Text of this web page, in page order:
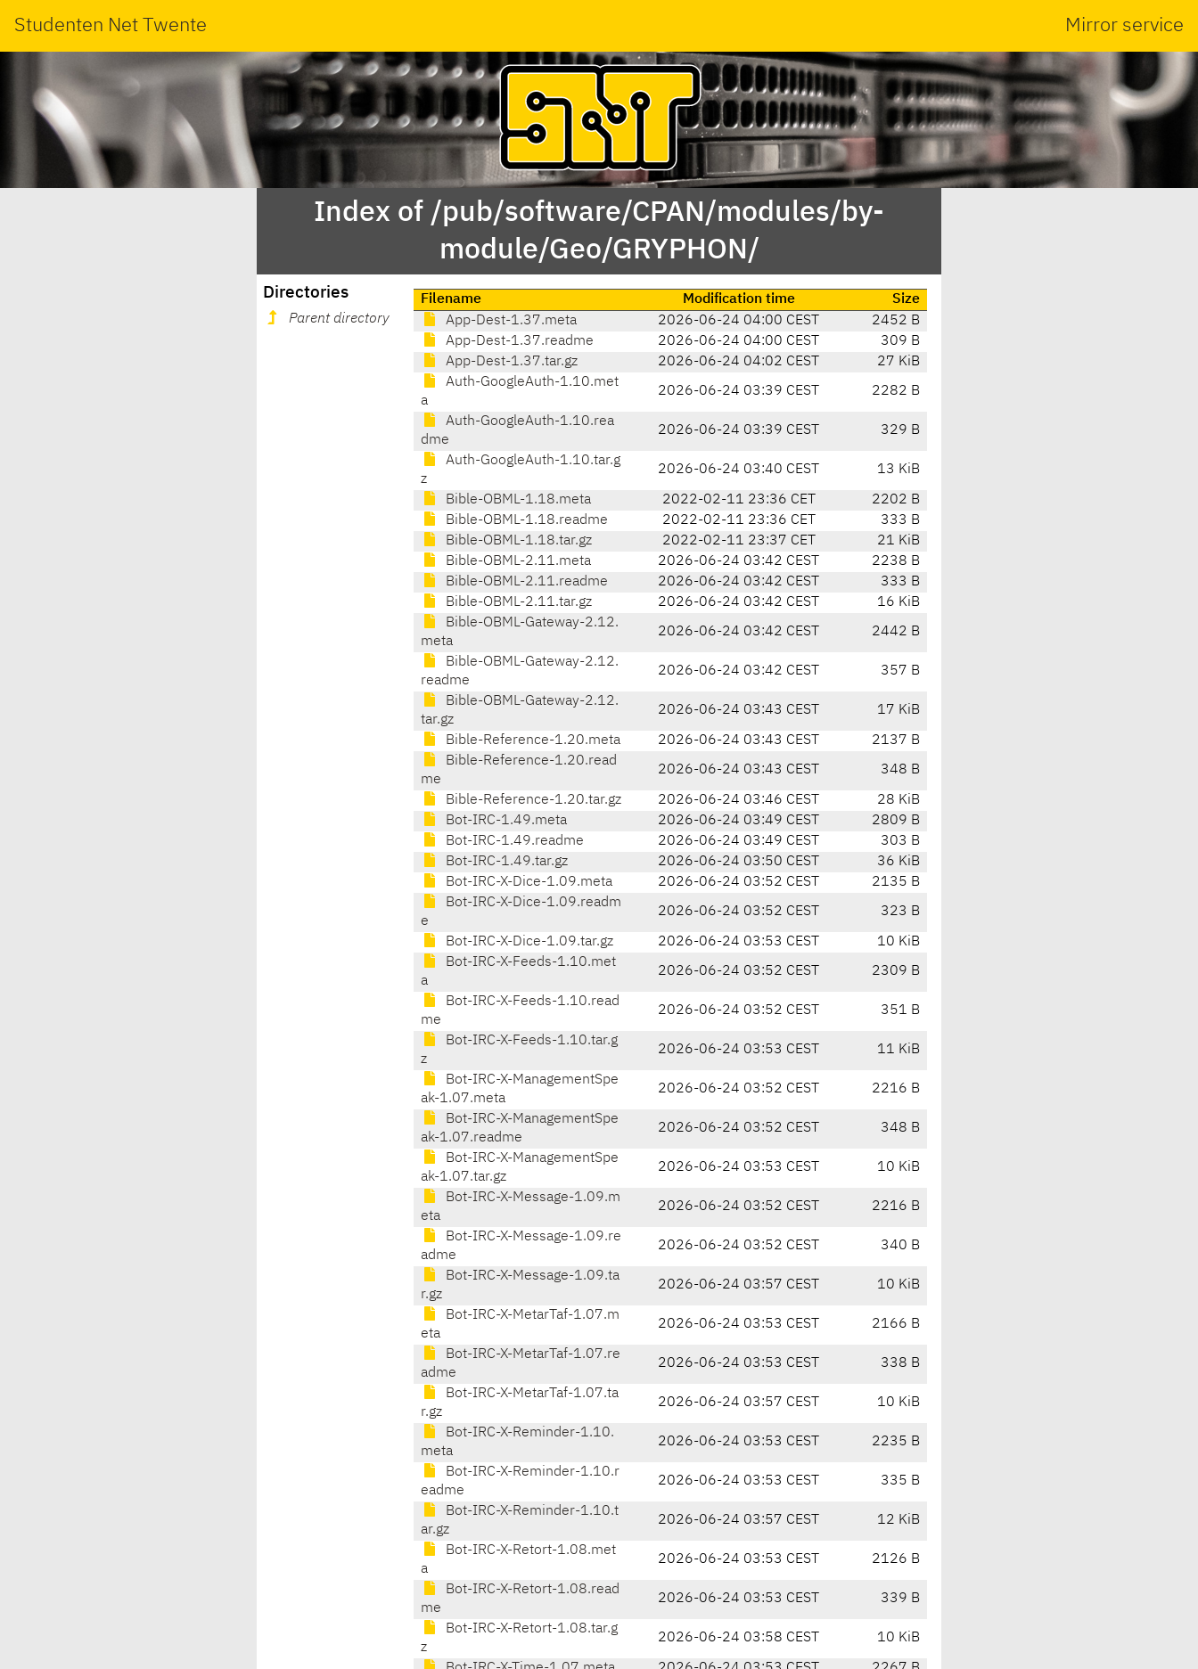
Studenten Net Twente Mirror service
Index of /pub/software/CPAN/modules/by-
module/Geo/GRYPHON/
Directories
Parent directory
Filename Modification time
Size
App-Dest-1.37.meta
2026-06-24 04:00 CEST
2452 B
App-Dest-1.37.readme
2026-06-24 04:00 CEST
309 B
App-Dest-1.37.tar.gz
2026-06-24 04:02 CEST
27 KiB
Auth-GoogleAuth-1.10.met
a
2026-06-24 03:39 CEST 2282 B
Auth-GoogleAuth-1.10.rea
dme
2026-06-24 03:39 CEST 329 B
Auth-GoogleAuth-1.10.tar.g
z
2026-06-24 03:40 CEST 13 KiB
Bible-OBML-1.18.meta 2022-02-11 23:36 CET
2202 B
Bible-OBML-1.18.readme
2022-02-11 23:36 CET
333 B
Bible-OBML-1.18.tar.gz
2022-02-11 23:37 CET
21 KiB
Bible-OBML-2.11.meta
2026-06-24 03:42 CEST
2238 B
Bible-OBML-2.11.readme
2026-06-24 03:42 CEST
333 B
Bible-OBML-2.11.tar.gz
2026-06-24 03:42 CEST
16 KiB
Bible-OBML-Gateway-2.12.
meta
2026-06-24 03:42 CEST 2442 B
Bible-OBML-Gateway-2.12.
readme
2026-06-24 03:42 CEST 357 B
Bible-OBML-Gateway-2.12.
tar.gz
2026-06-24 03:43 CEST 17 KiB
Bible-Reference-1.20.meta 2026-06-24 03:43 CEST
2137 B
Bible-Reference-1.20.read
me
2026-06-24 03:43 CEST 348 B
Bible-Reference-1.20.tar.gz 2026-06-24 03:46 CEST
28 KiB
Bot-IRC-1.49.meta
2026-06-24 03:49 CEST
2809 B
Bot-IRC-1.49.readme
2026-06-24 03:49 CEST
303 B
Bot-IRC-1.49.tar.gz
2026-06-24 03:50 CEST
36 KiB
Bot-IRC-X-Dice-1.09.meta
2026-06-24 03:52 CEST
2135 B
Bot-IRC-X-Dice-1.09.readm
e
2026-06-24 03:52 CEST 323 B
Bot-IRC-X-Dice-1.09.tar.gz 2026-06-24 03:53 CEST
10 KiB
Bot-IRC-X-Feeds-1.10.met
a
2026-06-24 03:52 CEST 2309 B
Bot-IRC-X-Feeds-1.10.read
me
2026-06-24 03:52 CEST 351 B
Bot-IRC-X-Feeds-1.10.tar.g
z
2026-06-24 03:53 CEST 11 KiB
Bot-IRC-X-ManagementSpe
ak-1.07.meta
2026-06-24 03:52 CEST 2216 B
Bot-IRC-X-ManagementSpe
ak-1.07.readme
2026-06-24 03:52 CEST 348 B
Bot-IRC-X-ManagementSpe
ak-1.07.tar.gz
2026-06-24 03:53 CEST 10 KiB
Bot-IRC-X-Message-1.09.m
eta
2026-06-24 03:52 CEST 2216 B
Bot-IRC-X-Message-1.09.re
adme
2026-06-24 03:52 CEST 340 B
Bot-IRC-X-Message-1.09.ta
r.gz
2026-06-24 03:57 CEST 10 KiB
Bot-IRC-X-MetarTaf-1.07.m
eta
2026-06-24 03:53 CEST 2166 B
Bot-IRC-X-MetarTaf-1.07.re
adme
2026-06-24 03:53 CEST 338 B
Bot-IRC-X-MetarTaf-1.07.ta
r.gz
2026-06-24 03:57 CEST 10 KiB
Bot-IRC-X-Reminder-1.10.
meta
2026-06-24 03:53 CEST 2235 B
Bot-IRC-X-Reminder-1.10.r
eadme
2026-06-24 03:53 CEST 335 B
Bot-IRC-X-Reminder-1.10.t
ar.gz
2026-06-24 03:57 CEST 12 KiB
Bot-IRC-X-Retort-1.08.met
a
2026-06-24 03:53 CEST 2126 B
Bot-IRC-X-Retort-1.08.read
me
2026-06-24 03:53 CEST 339 B
Bot-IRC-X-Retort-1.08.tar.g
z
2026-06-24 03:58 CEST 10 KiB